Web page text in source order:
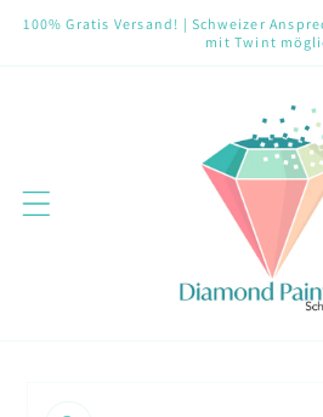
zum
100% Gratis Versand! | Schweizer
mit Twint